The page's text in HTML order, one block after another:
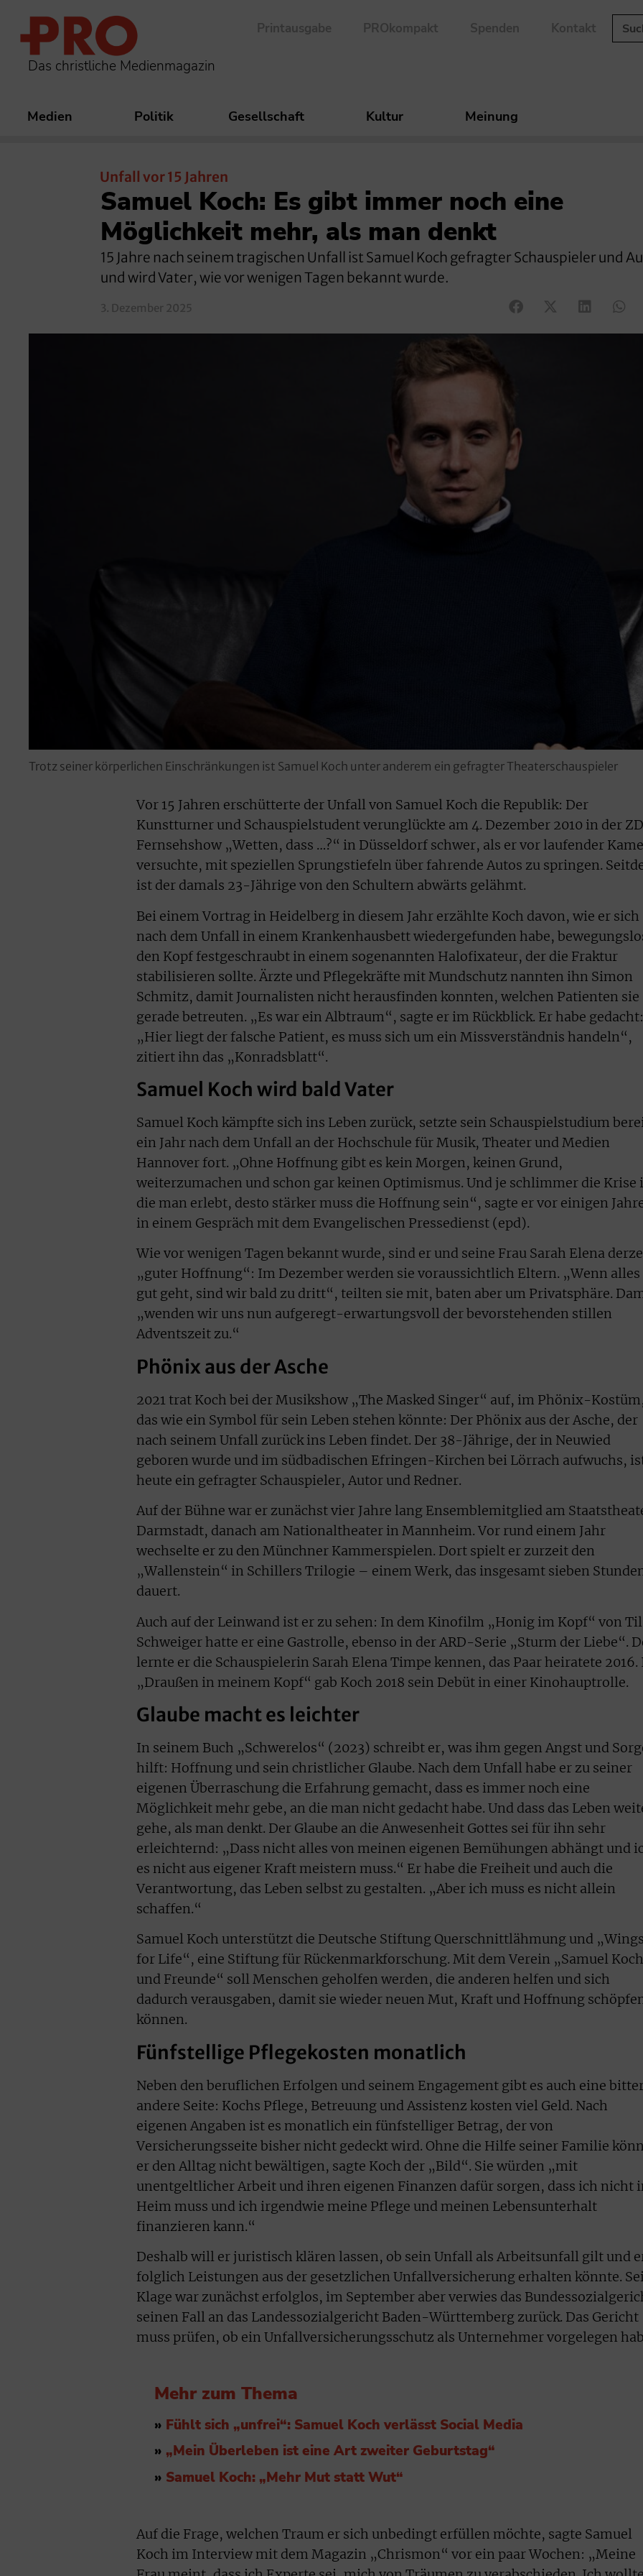
Das christliche Medienmagazin
Printausgabe PROkompakt Spenden Kontakt
Medien Politik Gesellschaft Kultur Meinung
Unfall vor 15 Jahren
Samuel Koch: Es gibt immer noch eine
Möglichkeit mehr, als man denkt
15 Jahre nach seinem tragischen Unfall ist Samuel Koch gefragter Schauspieler und
und wird Vater, wie vor wenigen Tagen bekannt wurde.
3. Dezember 2025
Trotz seiner körperlichen Einschränkungen ist Samuel Koch unter anderem ein gefragter Theaterschauspieler
Vor 15 Jahren erschütterte der Unfall von Samuel Koch die Republik: Der
Kunstturner und Schauspielstudent verunglückte am 4. Dezember 2010 in der
Fernsehshow „Wetten, dass …?“ in Düsseldorf schwer, als er vor laufender
versuchte, mit speziellen Sprungstiefeln über fahrende Autos zu springen.
ist der damals 23-Jährige von den Schultern abwärts gelähmt.
Bei einem Vortrag in Heidelberg in diesem Jahr erzählte Koch davon, wie er sich
nach dem Unfall in einem Krankenhausbett wiedergefunden habe,
den Kopf festgeschraubt in einem sogenannten Halofixateur, der die Fraktur
stabilisieren sollte. Ärzte und Pflegekräfte mit Mundschutz nannten ihn Simon
Schmitz, damit Journalisten nicht herausfinden konnten, welchen Patienten sie
gerade betreuten. „Es war ein Albtraum“, sagte er im Rückblick. Er habe gedacht:
„Hier liegt der falsche Patient, es muss sich um ein Missverständnis handeln“,
zitiert ihn das „Konradsblatt“.
Samuel Koch wird bald Vater
Samuel Koch kämpfte sich ins Leben zurück, setzte sein Schauspielstudium
ein Jahr nach dem Unfall an der Hochschule für Musik, Theater und Medien
Hannover fort. „Ohne Hoffnung gibt es kein Morgen, keinen Grund,
weiterzumachen und schon gar keinen Optimismus. Und je schlimmer die Krise
die man erlebt, desto stärker muss die Hoffnung sein“, sagte er vor einigen
in einem Gespräch mit dem Evangelischen Pressedienst (epd).
Wie vor wenigen Tagen bekannt wurde, sind er und seine Frau Sarah Elena
„guter Hoffnung“: Im Dezember werden sie voraussichtlich Eltern. „Wenn alles
gut geht, sind wir bald zu dritt“, teilten sie mit, baten aber um Privatsphäre.
„wenden wir uns nun aufgeregt-erwartungsvoll der bevorstehenden stillen
Adventszeit zu.“
Phönix aus der Asche
2021 trat Koch bei der Musikshow „The Masked Singer“ auf, im Phönix-Kostüm,
das wie ein Symbol für sein Leben stehen könnte: Der Phönix aus der Asche, der
nach seinem Unfall zurück ins Leben findet. Der 38-Jährige, der in Neuwied
geboren wurde und im südbadischen Efringen-Kirchen bei Lörrach aufwuchs,
heute ein gefragter Schauspieler, Autor und Redner.
Auf der Bühne war er zunächst vier Jahre lang Ensemblemitglied am
Darmstadt, danach am Nationaltheater in Mannheim. Vor rund einem Jahr
wechselte er zu den Münchner Kammerspielen. Dort spielt er zurzeit den
„Wallenstein“ in Schillers Trilogie – einem Werk, das insgesamt sieben
dauert.
Auch auf der Leinwand ist er zu sehen: In dem Kinofilm „Honig im Kopf“ von Til
Schweiger hatte er eine Gastrolle, ebenso in der ARD-Serie „Sturm der Liebe“.
lernte er die Schauspielerin Sarah Elena Timpe kennen, das Paar heiratete 2016.
„Draußen in meinem Kopf“ gab Koch 2018 sein Debüt in einer Kinohauptrolle.
Glaube macht es leichter
In seinem Buch „Schwerelos“ (2023) schreibt er, was ihm gegen Angst und
hilft: Hoffnung und sein christlicher Glaube. Nach dem Unfall habe er zu seiner
eigenen Überraschung die Erfahrung gemacht, dass es immer noch eine
Möglichkeit mehr gebe, an die man nicht gedacht habe. Und dass das Leben
gehe, als man denkt. Der Glaube an die Anwesenheit Gottes sei für ihn sehr
erleichternd: „Dass nicht alles von meinen eigenen Bemühungen abhängt und
es nicht aus eigener Kraft meistern muss.“ Er habe die Freiheit und auch die
Verantwortung, das Leben selbst zu gestalten. „Aber ich muss es nicht allein
schaffen.“
Samuel Koch unterstützt die Deutsche Stiftung Querschnittlähmung und „Wings
for Life“, eine Stiftung für Rückenmarkforschung. Mit dem Verein „Samuel Koch
und Freunde“ soll Menschen geholfen werden, die anderen helfen und sich
dadurch verausgaben, damit sie wieder neuen Mut, Kraft und Hoffnung
können.
Fünfstellige Pflegekosten monatlich
Neben den beruflichen Erfolgen und seinem Engagement gibt es auch eine
andere Seite: Kochs Pflege, Betreuung und Assistenz kosten viel Geld. Nach
eigenen Angaben ist es monatlich ein fünfstelliger Betrag, der von
Versicherungsseite bisher nicht gedeckt wird. Ohne die Hilfe seiner Familie
er den Alltag nicht bewältigen, sagte Koch der „Bild“. Sie würden „mit
unentgeltlicher Arbeit und ihren eigenen Finanzen dafür sorgen, dass ich nicht
Heim muss und ich irgendwie meine Pflege und meinen Lebensunterhalt
finanzieren kann.“
Deshalb will er juristisch klären lassen, ob sein Unfall als Arbeitsunfall gilt und
folglich Leistungen aus der gesetzlichen Unfallversicherung erhalten könnte.
Klage war zunächst erfolglos, im September aber verwies das
seinen Fall an das Landessozialgericht Baden-Württemberg zurück. Das Gericht
muss prüfen, ob ein Unfallversicherungsschutz als Unternehmer vorgelegen
Mehr zum Thema
» Fühlt sich „unfrei“: Samuel Koch verlässt Social Media
» „Mein Überleben ist eine Art zweiter Geburtstag“
» Samuel Koch: „Mehr Mut statt Wut“
Auf die Frage, welchen Traum er sich unbedingt erfüllen möchte, sagte Samuel
Koch im Interview mit dem Magazin „Chrismon“ vor ein paar Wochen: „Meine